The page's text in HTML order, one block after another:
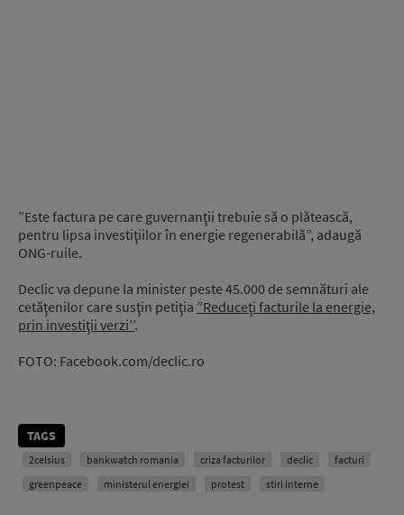
”Este factura pe care guvernanţii trebuie să o plătească,
pentru lipsa investiţiilor în energie regenerabilă”, adaugă
ONG-ruile.
Declic va depune la minister peste 45.000 de semnături ale
cetăţenilor care susţin petiţia ”Reduceţi facturile la energie,
prin investiţii verzi’’.
FOTO: Facebook.com/declic.ro
TAGS
2celsius bankwatch romania criza facturilor declic
facturi
greenpeace
ministerul energiei protest stiri interne